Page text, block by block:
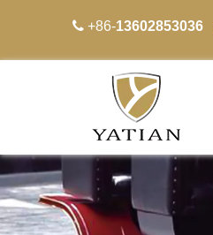
 +86-13602853036